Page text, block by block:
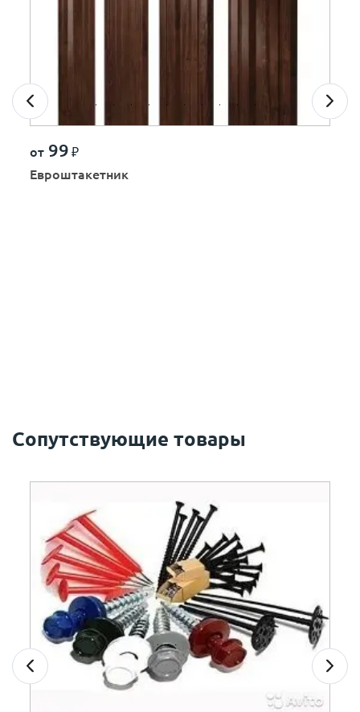
от 99 ₽
Евроштакетник
Сопутствующие товары